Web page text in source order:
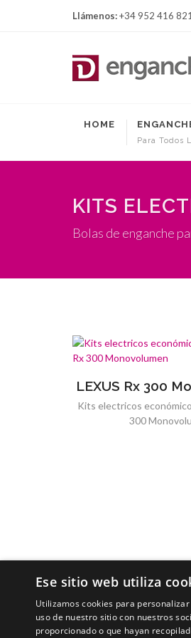
Llámenos:+34 952 416
HOME
Para Todos
KITS
Bolas de enganche
LEXUS Rx 300
Kits electricos
300
Ese sitio web utiliza
Utilizamos cookies para
uso de nuestro sitio con nuestros
proporcionado o que hayan